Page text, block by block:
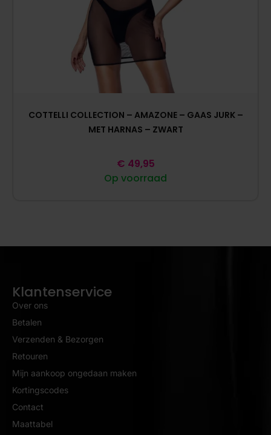
COTTELLI COLLECTION – AMAZONE – GAAS JURK –
MET HARNAS – ZWART
Op voorraad
€ 49,95
Klantenservice
Over ons
Betalen
Verzenden & Bezorgen
Retouren
Mijn aankoop ongedaan maken
Kortingscodes
Contact
Maattabel